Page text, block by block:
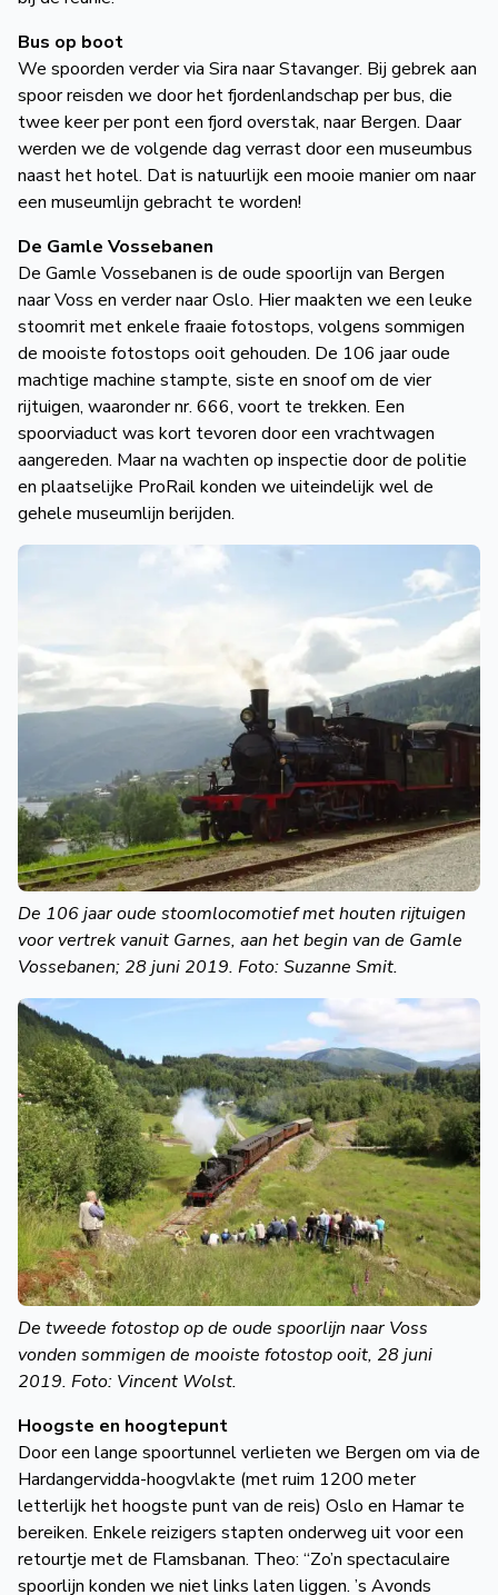
Bus op boot
We spoorden verder via Sira naar Stavanger. Bij gebrek aan
spoor reisden we door het fjordenlandschap per bus, die
twee keer per pont een fjord overstak, naar Bergen. Daar
werden we de volgende dag verrast door een museumbus
naast het hotel. Dat is natuurlijk een mooie manier om naar
een museumlijn gebracht te worden!
De Gamle Vossebanen
De Gamle Vossebanen is de oude spoorlijn van Bergen
naar Voss en verder naar Oslo. Hier maakten we een leuke
stoomrit met enkele fraaie fotostops, volgens sommigen
de mooiste fotostops ooit gehouden. De 106 jaar oude
machtige machine stampte, siste en snoof om de vier
rijtuigen, waaronder nr. 666, voort te trekken. Een
spoorviaduct was kort tevoren door een vrachtwagen
aangereden. Maar na wachten op inspectie door de politie
en plaatselijke ProRail konden we uiteindelijk wel de
gehele museumlijn berijden.
De 106 jaar oude stoomlocomotief met houten rijtuigen
voor vertrek vanuit Garnes, aan het begin van de Gamle
Vossebanen; 28 juni 2019. Foto: Suzanne Smit.
De tweede fotostop op de oude spoorlijn naar Voss
vonden sommigen de mooiste fotostop ooit, 28 juni
2019. Foto: Vincent Wolst.
Hoogste en hoogtepunt
Door een lange spoortunnel verlieten we Bergen om via de
Hardangervidda-hoogvlakte (met ruim 1200 meter
letterlijk het hoogste punt van de reis) Oslo en Hamar te
bereiken. Enkele reizigers stapten onderweg uit voor een
retourtje met de Flamsbanan. Theo: “Zo’n spectaculaire
spoorlijn konden we niet links laten liggen. ’s Avonds